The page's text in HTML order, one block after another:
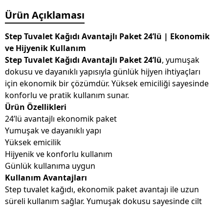
Ürün Açıklaması
Step Tuvalet Kağıdı Avantajlı Paket 24’lü | Ekonomik
ve Hijyenik Kullanım
Step Tuvalet Kağıdı Avantajlı Paket 24’lü, yumuşak
dokusu ve dayanıklı yapısıyla günlük hijyen ihtiyaçları
için ekonomik bir çözümdür. Yüksek emiciliği sayesinde
konforlu ve pratik kullanım sunar.
Ürün Özellikleri
24’lü avantajlı ekonomik paket
Yumuşak ve dayanıklı yapı
Yüksek emicilik
Hijyenik ve konforlu kullanım
Günlük kullanıma uygun
Kullanım Avantajları
Step tuvalet kağıdı, ekonomik paket avantajı ile uzun
süreli kullanım sağlar. Yumuşak dokusu sayesinde cilt